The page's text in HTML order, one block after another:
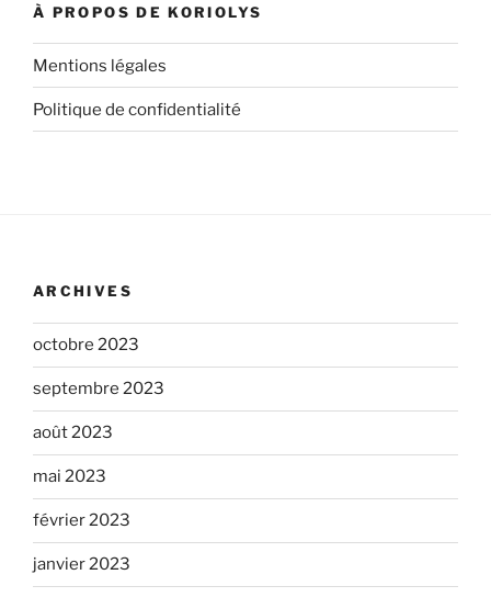
À PROPOS DE KORIOLYS
Mentions légales
Politique de confidentialité
ARCHIVES
octobre 2023
septembre 2023
août 2023
mai 2023
février 2023
janvier 2023